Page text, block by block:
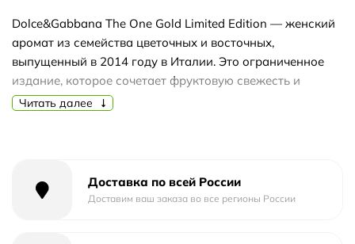
Dolce&Gabbana The One Gold Limited Edition — женский
аромат из семейства цветочных и восточных,
выпущенный в 2014 году в Италии. Это ограниченное
издание, которое сочетает фруктовую свежесть и
тёплые восточные оттенки. Аромат создан для осеннего
яркие ноты персика, бергамота, мандарина и личи,
создавая сочное и искристое впечатление. В сердце
Читать далее
Доставка по всей России
Доставим ваш заказа во все регионы России